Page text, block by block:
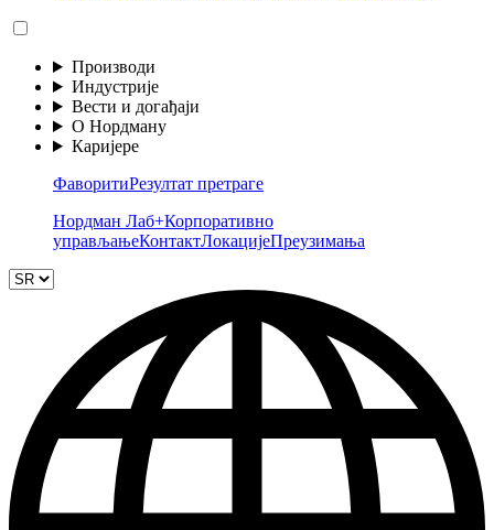
Производи
Индустрије
Вести и догађаји
О Нордману
Каријере
ФаворитиРезултат претраге
Нордман Лаб+Корпоративно
управљањеКонтактЛокацијеПреузимања